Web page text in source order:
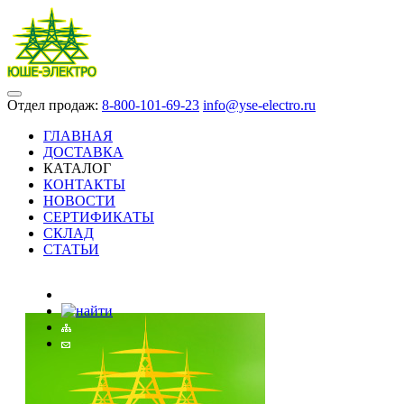
Отдел продаж: 8-800-101-69-23 info@yse-electro.ru
ГЛАВНАЯ
ДОСТАВКА
КАТАЛОГ
КОНТАКТЫ
НОВОСТИ
СЕРТИФИКАТЫ
СКЛАД
СТАТЬИ